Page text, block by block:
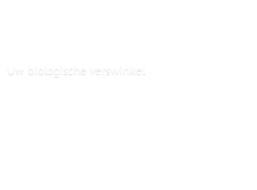
Uw biologische verswinkel